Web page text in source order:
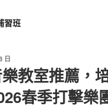
習班
日
教室推薦，
春季打擊樂